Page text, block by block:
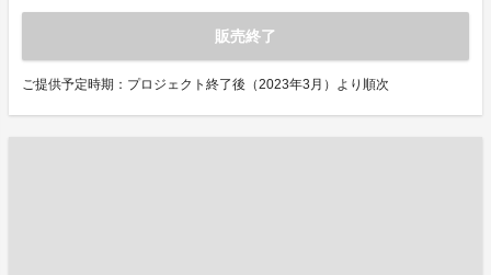
販売終了
ご提供予定時期：プロジェクト終了後（2023年3月）より順次